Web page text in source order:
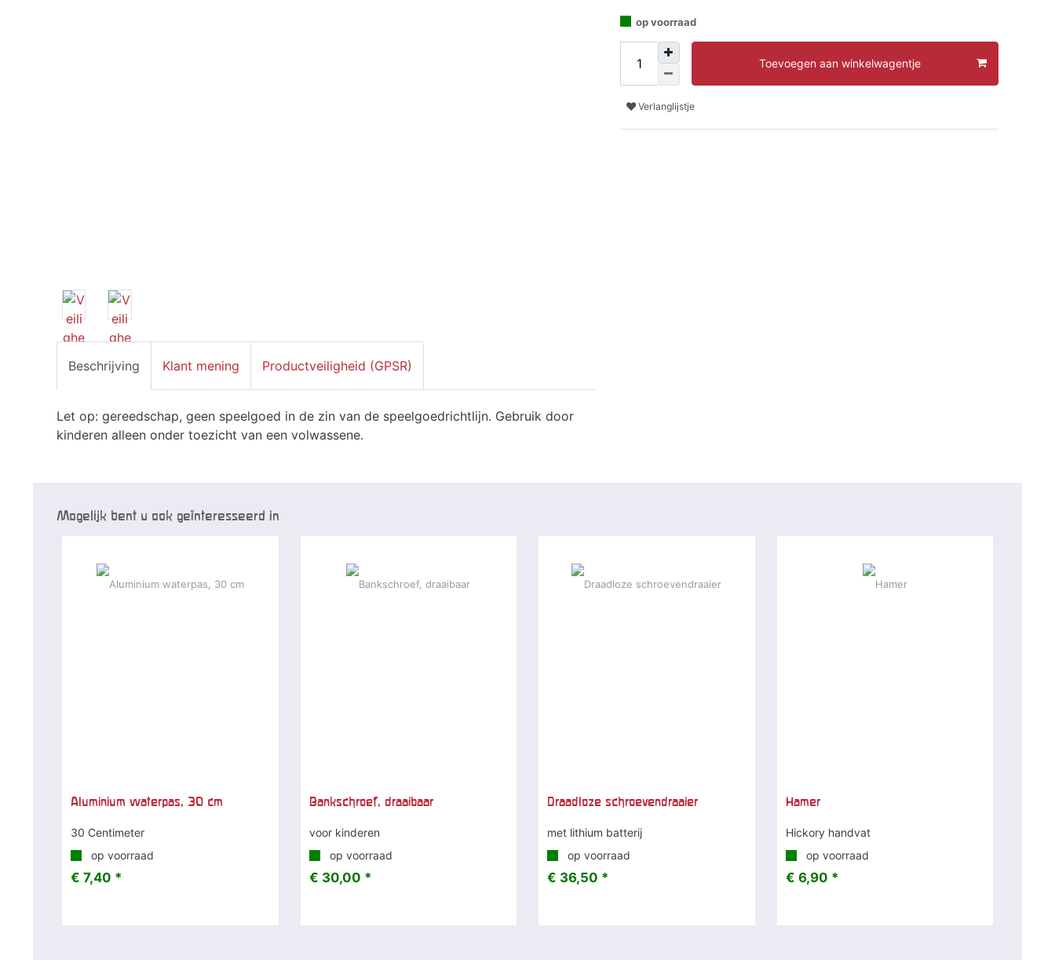
op voorraad
Toevoegen aan winkelwagentje
Verlanglijstje
Beschrijving Klant mening Productveiligheid (GPSR)
Let op: gereedschap, geen speelgoed in de zin van de speelgoedrichtlijn. Gebruik door
kinderen alleen onder toezicht van een volwassene.
Mogelijk bent u ook geïnteresseerd in
Aluminium waterpas, 30 cm
30 Centimeter
op voorraad
€ 7,40 *
Bankschroef, draaibaar
voor kinderen
op voorraad
€ 30,00 *
Draadloze schroevendraaier
met lithium batterij
op voorraad
€ 36,50 *
Hamer
Hickory handvat
op voorraad
€ 6,90 *